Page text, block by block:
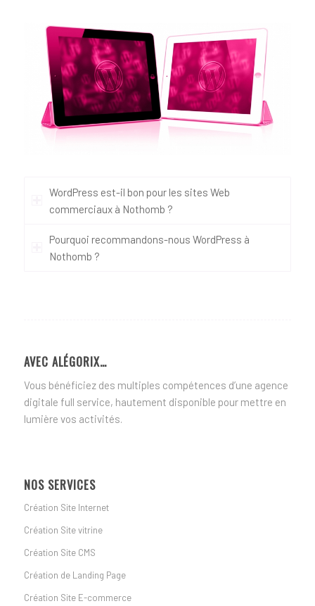
WordPress est-il bon pour les sites Web
commerciaux à Nothomb ?
Pourquoi recommandons-nous WordPress à
Nothomb ?
AVEC ALÉGORIX…
Vous bénéficiez des multiples compétences d’une agence
digitale full service, hautement disponible pour mettre en
lumière vos activités.
NOS SERVICES
Création Site Internet
Création Site vitrine
Création Site CMS
Création de Landing Page
Création Site E-commerce